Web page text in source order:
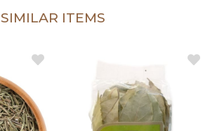
SIMILAR ITEMS